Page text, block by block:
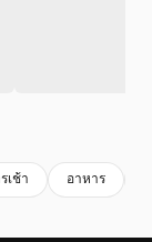
เช้า อาหาร